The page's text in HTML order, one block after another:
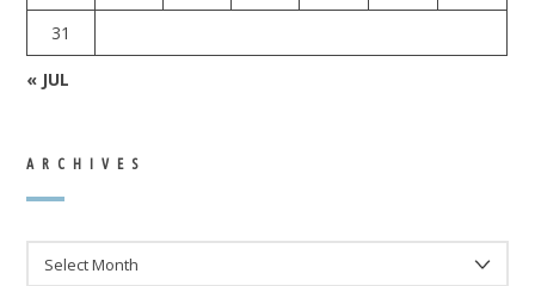
31
« JUL
ARCHIVES